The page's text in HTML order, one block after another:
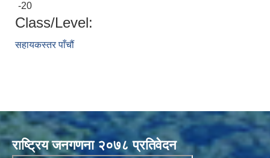
-20
Class/Level:
सहायकस्तर पाँचौं
राष्ट्रिय जनगणना २०७८ प्रतिवेदन